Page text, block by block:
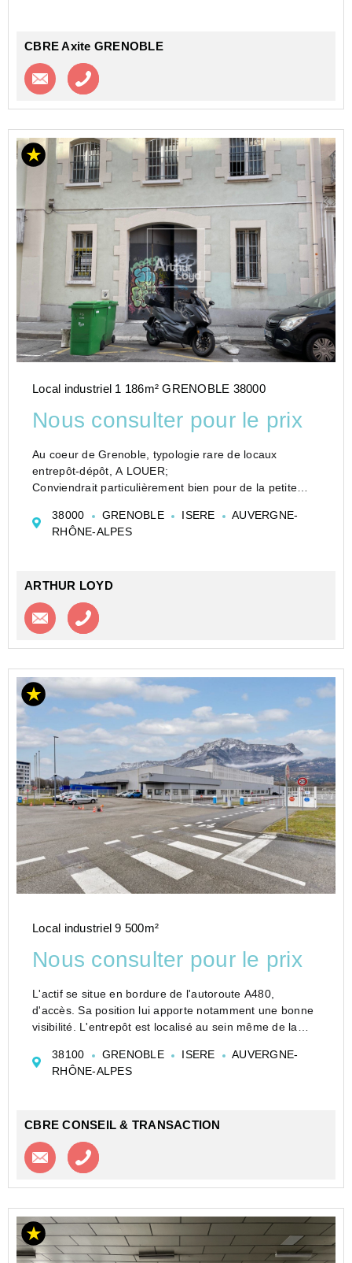
CBRE Axite GRENOBLE
Contacter l'agence
Local industriel 1 186m² GRENOBLE 38000
Nous consulter pour le prix
Au coeur de Grenoble, typologie rare de locaux
entrepôt-dépôt, A LOUER;
Conviendrait particulièrement bien pour de la petite
hyper centre ville de Grenoble.
Local sous le régime de la copropriété...
38000 GRENOBLE ISERE
AUVERGNE-
RHÔNE-ALPES
ARTHUR LOYD
Contacter l'agence
Local industriel 9 500m²
Nous consulter pour le prix
L'actif se situe en bordure de l'autoroute A480,
d'accès. Sa position lui apporte notamment une bonne
visibilité. L'entrepôt est localisé au sein même de la
intramuros.
La zo...
38100 GRENOBLE ISERE
AUVERGNE-
RHÔNE-ALPES
CBRE CONSEIL & TRANSACTION
Contacter l'agence